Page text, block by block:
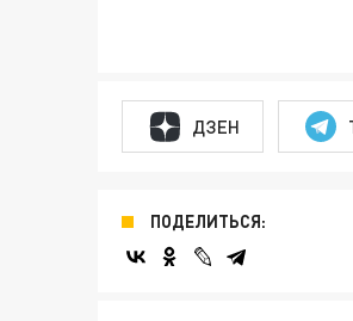
ДЗЕН
ПОДЕЛИТЬСЯ: